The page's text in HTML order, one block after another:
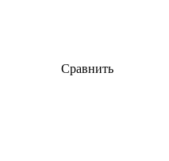
Сравнить